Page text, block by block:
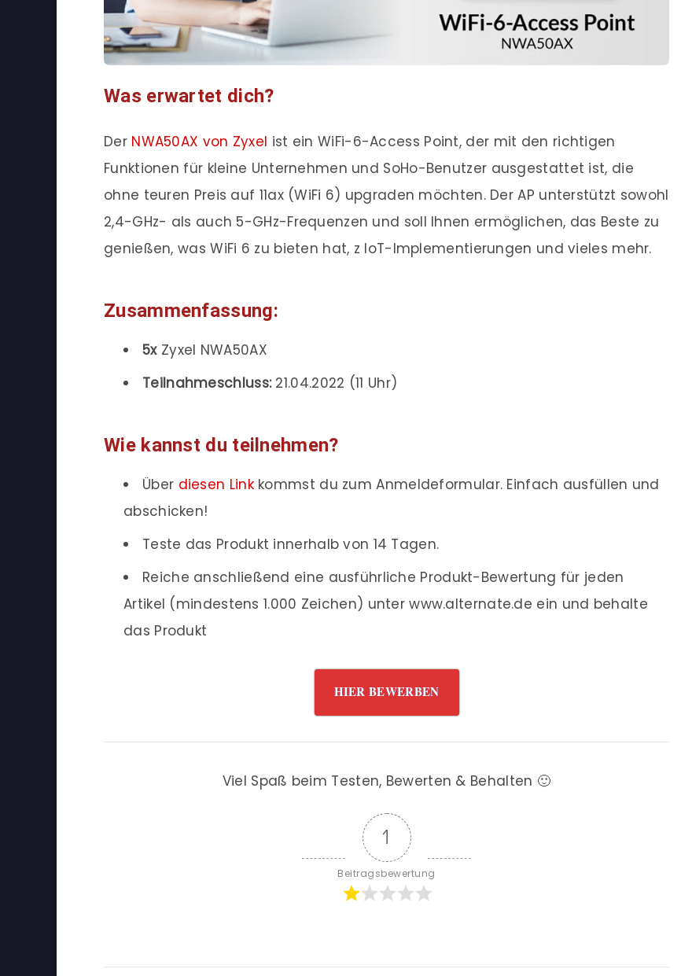
Was erwartet dich?
Der NWA50AX von Zyxel ist ein WiFi-6-Access Point, der mit den richtigen
Funktionen für kleine Unternehmen und SoHo-Benutzer ausgestattet ist, die
ohne teuren Preis auf 11ax (WiFi 6) upgraden möchten. Der AP unterstützt sowohl
2,4-GHz- als auch 5-GHz-Frequenzen und soll Ihnen ermöglichen, das Beste zu
genießen, was WiFi 6 zu bieten hat, z IoT-Implementierungen und vieles mehr.
Zusammenfassung:
5xZyxel NWA50AX
Teilnahmeschluss:21.04.2022 (11 Uhr)
Wie kannst du teilnehmen?
Über diesen Linkkommst du zum Anmeldeformular. Einfach ausfüllen und
abschicken!
Teste das Produkt innerhalb von 14 Tagen.
Reiche anschließend eine ausführliche Produkt-Bewertung für jeden
Artikel (mindestens 1.000 Zeichen) unter www.alternate.de ein und behalte
das Produkt
HIER BEWERBEN
Viel Spaß beim Testen, Bewerten & Behalten 🙂
1
Beitragsbewertung